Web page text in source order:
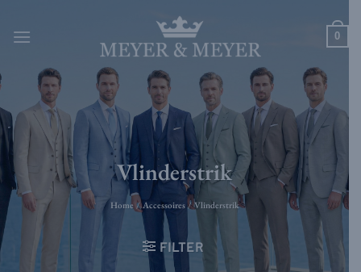
naar
0
Vlinderstrik
Home /Accessoires/Vlinderstrik
FILTER